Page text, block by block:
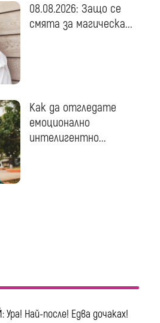
08.08.2026: Защо се
смята за магическа...
Как да отгледате
емоционално
интелигентно...
Най-после! Едва дочаках!